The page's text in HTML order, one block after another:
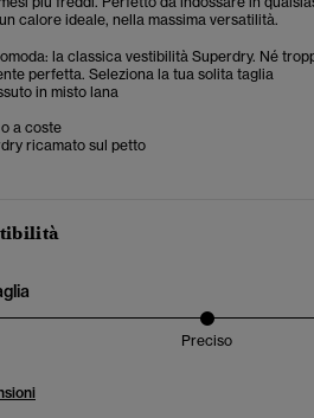
calore ideale, nella massima versatilità.
la classica vestibilità Superdry. Né
perfetta. Seleziona la tua solita taglia
in misto lana
a coste
ricamato sul petto
Preciso